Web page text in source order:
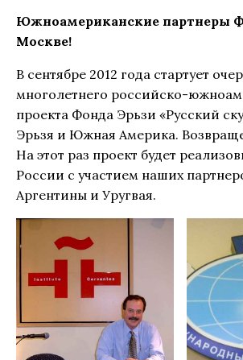
Южноамериканские партнеры
Москве!
В сентябре 2012 года стартует
многолетнего российско-
проекта Фонда Эрьзи «Русский
Эрьзя и Южная Америка.
На этот раз проект будет
России с участием наших
Аргентины и Уругвая.